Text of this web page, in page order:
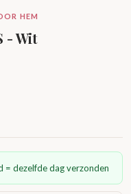
HEM
- Wit
= dezelfde dag verzonden